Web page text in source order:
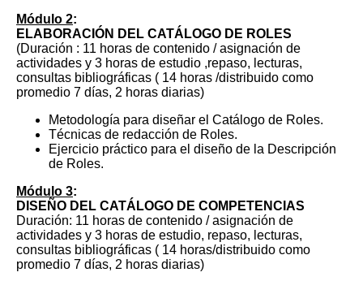
Módulo 2:
ELABORACIÓN DEL CATÁLOGO DE ROLES
(Duración : 11 horas de contenido / asignación de
actividades y 3 horas de estudio ,repaso, lecturas,
consultas bibliográficas ( 14 horas /distribuido como
promedio 7 días, 2 horas diarias)
Metodología para diseñar el Catálogo de Roles.
Técnicas de redacción de Roles.
Ejercicio práctico para el diseño de la Descripción
de Roles.
Módulo 3:
DISEÑO DEL CATÁLOGO DE COMPETENCIAS
Duración: 11 horas de contenido / asignación de
actividades y 3 horas de estudio, repaso, lecturas,
consultas bibliográficas ( 14 horas/distribuido como
promedio 7 días, 2 horas diarias)